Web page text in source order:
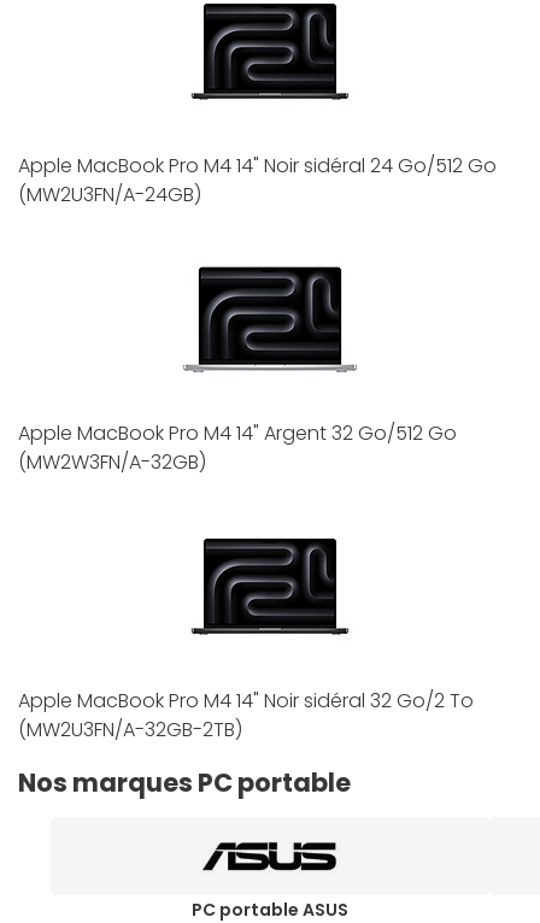
Apple MacBook Pro M4 14" Noir sidéral 24 Go/512 Go
(MW2U3FN/A-24GB)
Apple MacBook Pro M4 14" Argent 32 Go/512 Go
(MW2W3FN/A-32GB)
Apple MacBook Pro M4 14" Noir sidéral 32 Go/2 To
(MW2U3FN/A-32GB-2TB)
Nos marques PC portable
PC portable ASUS